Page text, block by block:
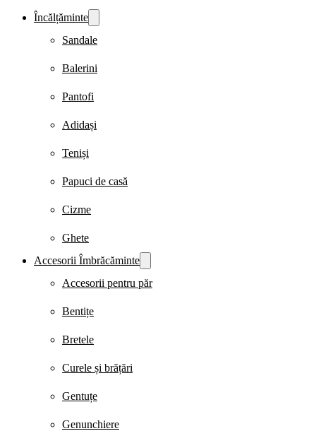
Încălțăminte
Sandale
Balerini
Pantofi
Adidași
Teniși
Papuci de casă
Cizme
Ghete
Accesorii Îmbrăcăminte
Accesorii pentru păr
Bentițe
Bretele
Curele și brățări
Gentuțe
Genunchiere